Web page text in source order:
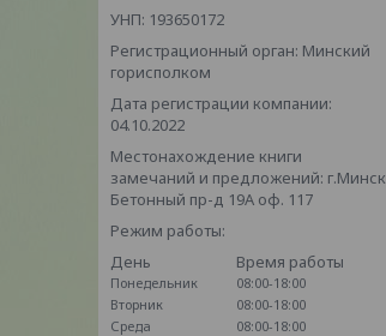
УНП: 193650172
Регистрационный орган: Минский
горисполком
Дата регистрации компании:
04.10.2022
Местонахождение книги
замечаний и предложений: г.Минск
Бетонный пр-д 19А оф. 117
Режим работы:
День
Время работы
Понедельник
08:00-18:00
Вторник
08:00-18:00
Среда
08:00-18:00